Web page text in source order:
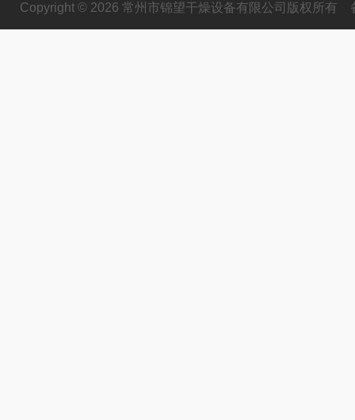
Copyright © 2026 常州市锦望干燥设备有限公司版权所有